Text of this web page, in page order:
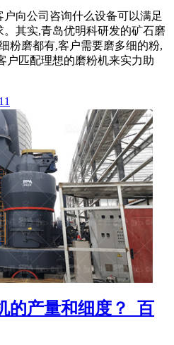
向公司咨询什么设备可以满足
其实,青岛优明科研发的矿石磨
粉磨都有,客户需要磨多细的粉,
户匹配理想的磨粉机来实力助
的产量和细度？_百